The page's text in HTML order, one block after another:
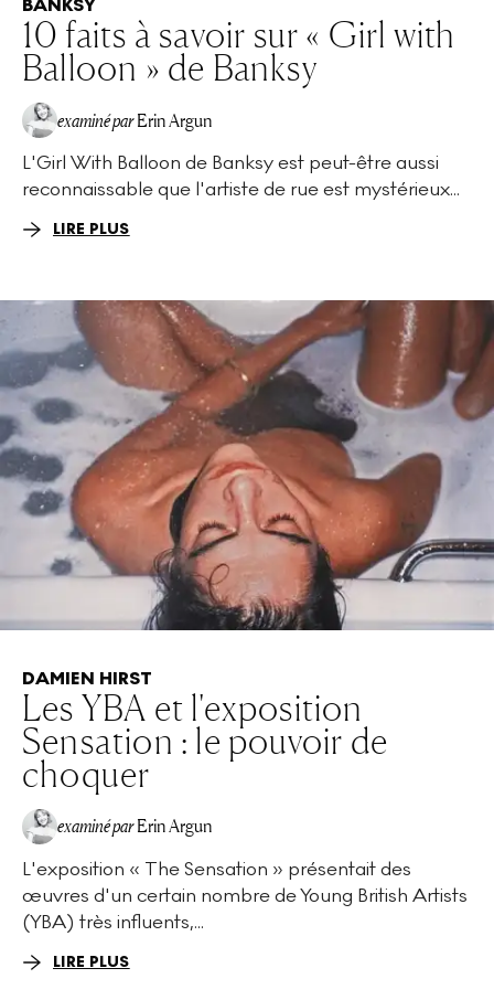
BANKSY
10 faits à savoir sur « Girl with
Balloon » de Banksy
EA
examiné par Erin Argun
L'Girl With Balloon de Banksy est peut-être aussi
reconnaissable que l'artiste de rue est mystérieux...
LIRE PLUS
DAMIEN HIRST
Les YBA et l'exposition
Sensation : le pouvoir de
choquer
EA
examiné par Erin Argun
L'exposition « The Sensation » présentait des
œuvres d'un certain nombre de Young British Artists
(YBA) très influents,...
LIRE PLUS